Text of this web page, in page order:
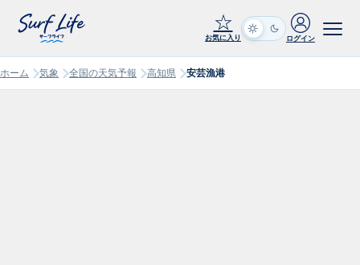
☆
お気に入り ログイン
ホーム 気象 全国の天気予報 高知県 安芸漁港